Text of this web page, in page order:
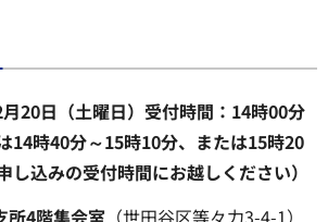
20日（土曜日）受付時間：14時00分
14時40分～15時10分、または15時20
し込みの受付時間にお越しください）
所4階集会室 （世田谷区等々力3-4-1）